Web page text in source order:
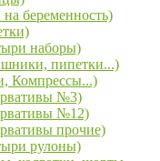
беременность)
наборы)
пипетки...)
Компрессы...)
№3)
№12)
прочие)
рулоны)